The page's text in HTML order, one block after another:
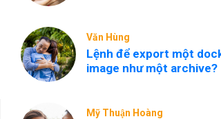
Văn Hùng
Lệnh để export một
image như một archive?
Mỹ Thuận Hoàng